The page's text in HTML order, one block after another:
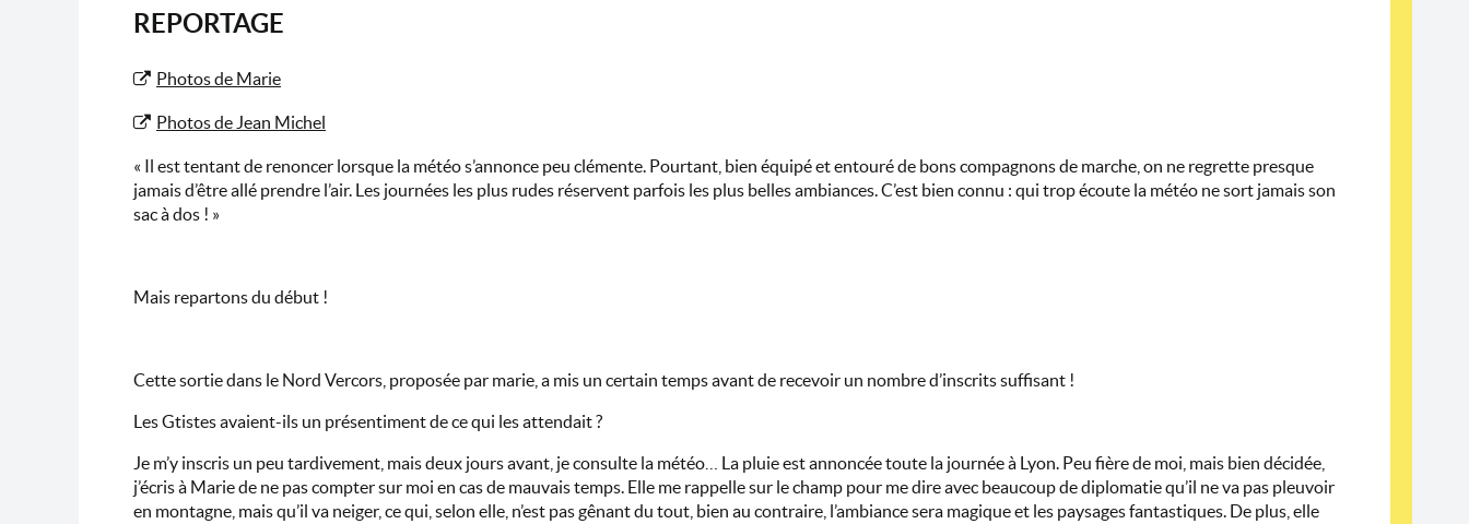
REPORTAGE
Photos de Marie
Photos de Jean Michel
« Il est tentant de renoncer lorsque la météo s’annonce peu clémente. Pourtant, bien équipé et entouré de bons compagnons de marche, on ne regrette presque
jamais d’être allé prendre l’air. Les journées les plus rudes réservent parfois les plus belles ambiances. C’est bien connu : qui trop écoute la météo ne sort jamais son
sac à dos ! »
Mais repartons du début !
Cette sortie dans le Nord Vercors, proposée par marie, a mis un certain temps avant de recevoir un nombre d’inscrits suffisant !
Les Gtistes avaient-ils un présentiment de ce qui les attendait ?
Je m’y inscris un peu tardivement, mais deux jours avant, je consulte la météo… La pluie est annoncée toute la journée à Lyon. Peu fière de moi, mais bien décidée,
j’écris à Marie de ne pas compter sur moi en cas de mauvais temps. Elle me rappelle sur le champ pour me dire avec beaucoup de diplomatie qu’il ne va pas pleuvoir
en montagne, mais qu’il va neiger, ce qui, selon elle, n’est pas gênant du tout, bien au contraire, l’ambiance sera magique et les paysages fantastiques. De plus, elle